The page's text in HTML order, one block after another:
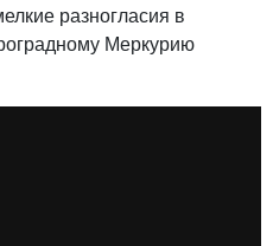
разногласия в
Меркурию